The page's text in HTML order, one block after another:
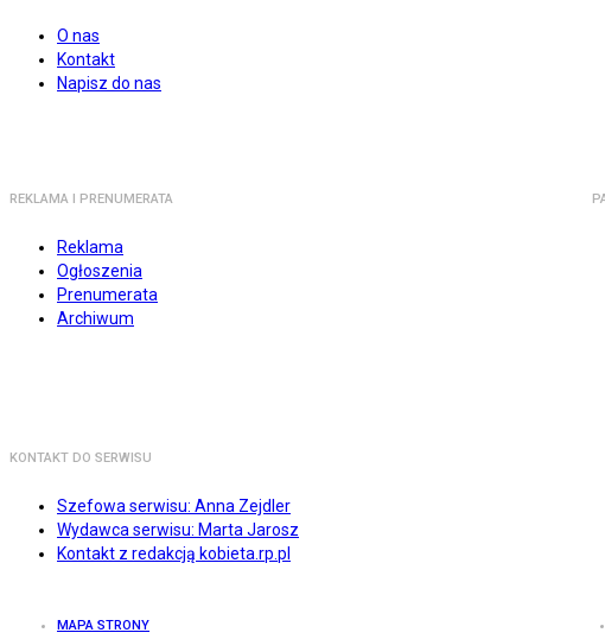
O nas
Kontakt
Napisz do nas
REKLAMA I PRENUMERATA
Reklama
Ogłoszenia
Prenumerata
Archiwum
KONTAKT DO SERWISU
Szefowa serwisu: Anna Zejdler
Wydawca serwisu: Marta Jarosz
Kontakt z redakcją kobieta.rp.pl
MAPA STRONY